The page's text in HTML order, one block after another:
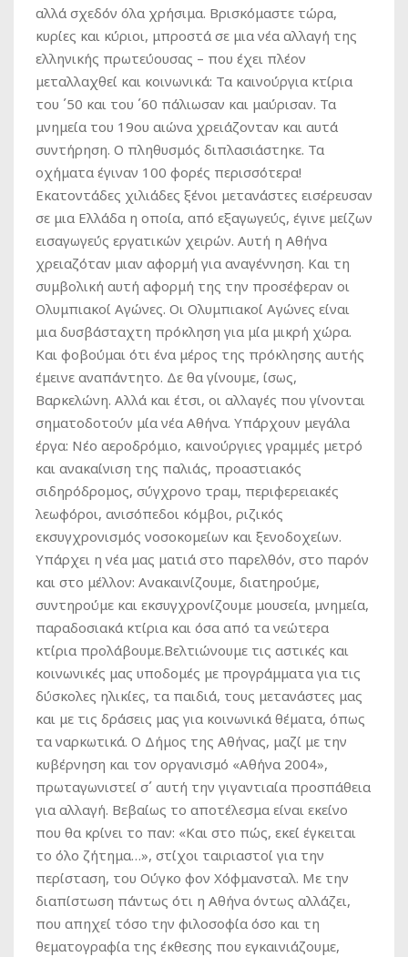
αλλά σχεδόν όλα χρήσιμα. Βρισκόμαστε τώρα,
κυρίες και κύριοι, μπροστά σε μια νέα αλλαγή της
ελληνικής πρωτεύουσας – που έχει πλέον
μεταλλαχθεί και κοινωνικά: Τα καινούργια κτίρια
του ΄50 και του ΄60 πάλιωσαν και μαύρισαν. Τα
μνημεία του 19ου αιώνα χρειάζονταν και αυτά
συντήρηση. Ο πληθυσμός διπλασιάστηκε. Τα
οχήματα έγιναν 100 φορές περισσότερα!
Εκατοντάδες χιλιάδες ξένοι μετανάστες εισέρευσαν
σε μια Ελλάδα η οποία, από εξαγωγεύς, έγινε μείζων
εισαγωγεύς εργατικών χειρών. Αυτή η Αθήνα
χρειαζόταν μιαν αφορμή για αναγέννηση. Και τη
συμβολική αυτή αφορμή της την προσέφεραν οι
Ολυμπιακοί Αγώνες. Οι Ολυμπιακοί Αγώνες είναι
μια δυσβάσταχτη πρόκληση για μία μικρή χώρα.
Και φοβούμαι ότι ένα μέρος της πρόκλησης αυτής
έμεινε αναπάντητο. Δε θα γίνουμε, ίσως,
Βαρκελώνη. Αλλά και έτσι, οι αλλαγές που γίνονται
σηματοδοτούν μία νέα Αθήνα. Υπάρχουν μεγάλα
έργα: Νέο αεροδρόμιο, καινούργιες γραμμές μετρό
και ανακαίνιση της παλιάς, προαστιακός
σιδηρόδρομος, σύγχρονο τραμ, περιφερειακές
λεωφόροι, ανισόπεδοι κόμβοι, ριζικός
εκσυγχρονισμός νοσοκομείων και ξενοδοχείων.
Υπάρχει η νέα μας ματιά στο παρελθόν, στο παρόν
και στο μέλλον: Ανακαινίζουμε, διατηρούμε,
συντηρούμε και εκσυγχρονίζουμε μουσεία, μνημεία,
παραδοσιακά κτίρια και όσα από τα νεώτερα
κτίρια προλάβουμε.Βελτιώνουμε τις αστικές και
κοινωνικές μας υποδομές με προγράμματα για τις
δύσκολες ηλικίες, τα παιδιά, τους μετανάστες μας
και με τις δράσεις μας για κοινωνικά θέματα, όπως
τα ναρκωτικά. Ο Δήμος της Αθήνας, μαζί με την
κυβέρνηση και τον οργανισμό «Αθήνα 2004»,
πρωταγωνιστεί σ΄ αυτή την γιγαντιαία προσπάθεια
για αλλαγή. Βεβαίως το αποτέλεσμα είναι εκείνο
που θα κρίνει το παν: «Και στο πώς, εκεί έγκειται
το όλο ζήτημα…», στίχοι ταιριαστοί για την
περίσταση, του Ούγκο φον Χόφμανσταλ. Με την
διαπίστωση πάντως ότι η Αθήνα όντως αλλάζει,
που απηχεί τόσο την φιλοσοφία όσο και τη
θεματογραφία της έκθεσης που εγκαινιάζουμε,